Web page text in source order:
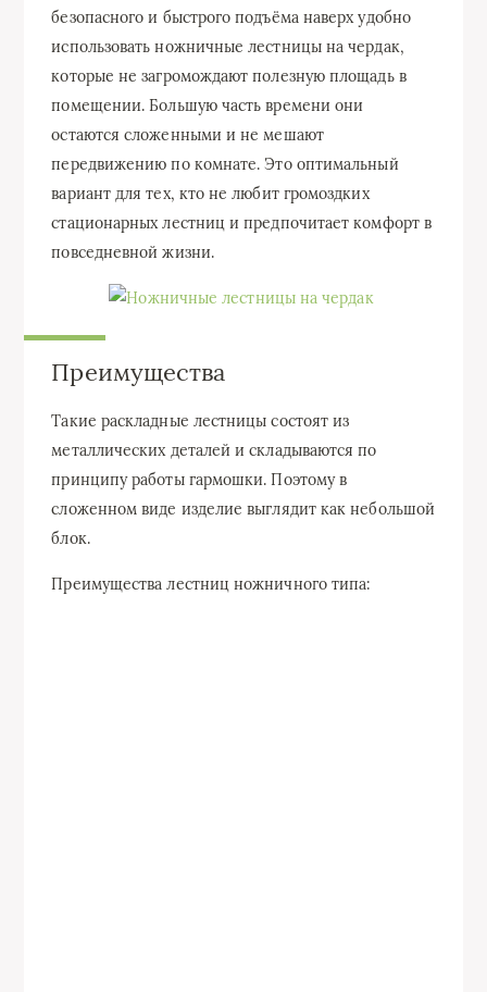
безопасного и быстрого подъёма наверх удобно
использовать ножничные лестницы на чердак,
которые не загромождают полезную площадь в
помещении. Большую часть времени они
остаются сложенными и не мешают
передвижению по комнате. Это оптимальный
вариант для тех, кто не любит громоздких
стационарных лестниц и предпочитает комфорт в
повседневной жизни.
Преимущества
Такие раскладные лестницы состоят из
металлических деталей и складываются по
принципу работы гармошки. Поэтому в
сложенном виде изделие выглядит как небольшой
блок.
Преимущества лестниц ножничного типа: